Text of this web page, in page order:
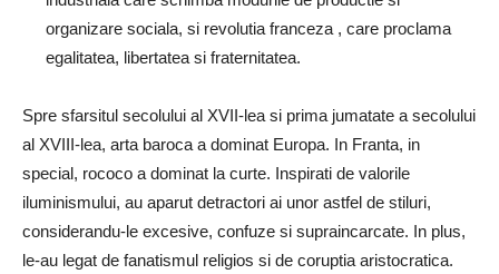
organizare sociala, si revolutia franceza , care proclama
egalitatea, libertatea si fraternitatea.
Spre sfarsitul secolului al XVII-lea si prima jumatate a secolului
al XVIII-lea, arta baroca a dominat Europa. In Franta, in
special, rococo a dominat la curte. Inspirati de valorile
iluminismului, au aparut detractori ai unor astfel de stiluri,
considerandu-le excesive, confuze si supraincarcate. In plus,
le-au legat de fanatismul religios si de coruptia aristocratica.